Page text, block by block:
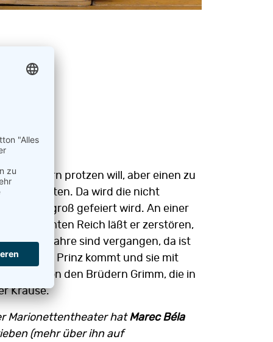
Tellern protzen will, aber einen zu
zu bewirten. Da wird die nicht
so groß gefeiert wird. An einer
im gesamten Reich läßt er zerstören,
Jahre sind vergangen, da ist
ob ein Prinz kommt und sie mit
einer von den Brüdern Grimm, die in
Krause.
Marionettentheater hatMarec Béla
(mehr über ihn auf